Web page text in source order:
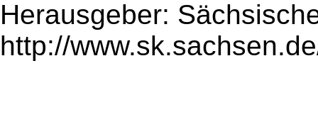
Herausgeber:
http://